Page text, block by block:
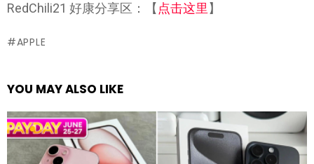
RedChili21 好康分享区：【 点击这里 】
APPLE
YOU MAY ALSO LIKE